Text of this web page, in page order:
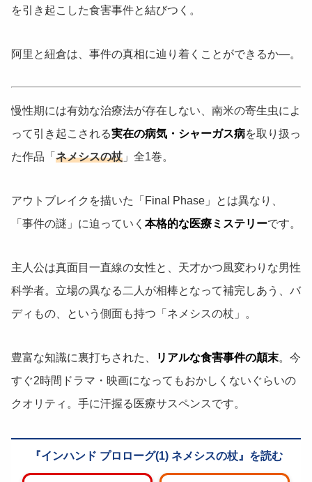
を引き起こした食害事件と結びつく。
阿里と紐倉は、事件の真相に辿り着くことができるか―。
慢性期には有効な治療法が存在しない、南米の寄生虫によ
って引き起こされる実在の病気・シャーガス病を取り扱っ
た作品「 ネメシスの杖 」全1巻。
アウトブレイクを描いた「Final Phase」とは異なり、
「事件の謎」に迫っていく 本格的な医療ミステリーです。
主人公は真面目一直線の女性と、天才かつ風変わりな男性
科学者。立場の異なる二人が相棒となって補完しあう、バ
ディもの、という側面も持つ「ネメシスの杖」。
豊富な知識に裏打ちされた、 リアルな食害事件の顛末。今
すぐ2時間ドラマ・映画になってもおかしくないぐらいの
クオリティ。手に汗握る医療サスペンスです。
インハンド プロローグ(1) ネメシスの杖